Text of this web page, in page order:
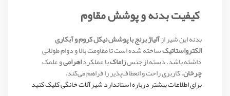
کیفیت بدنه و پوشش مقاوم
بدنه این شیر ازآلیاژ برنج با پوشش نیکل کروم و آبکاری
الکترواستاتیکساخته شده است تا مقاومت بالا و دوام طولانی
داشته باشد. دسته از جنسزاماکبا عملکرداهرامیو علمک
چرخان، کاربری راحت و انعطاف‌پذیر را فراهم می‌کند.
برای اطلاعات بیشتر درباره استاندارد شیرآلات خانگی کلیک کنید